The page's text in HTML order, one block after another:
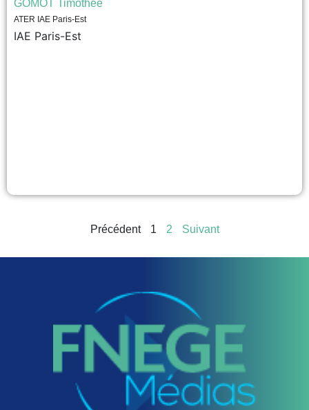
GOMOT Timothée
ATER IAE Paris-Est
IAE Paris-Est
Précédent 1 2 Suivant